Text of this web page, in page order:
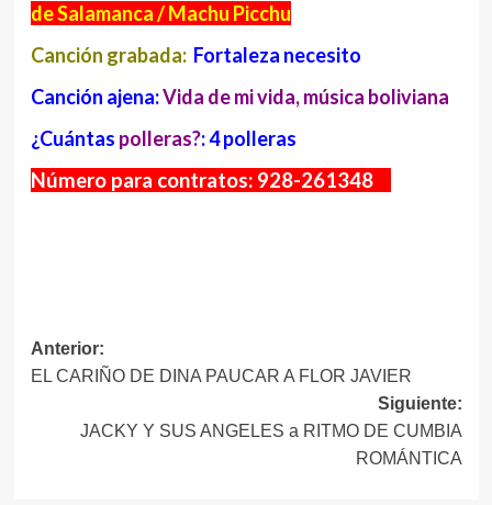
de Salamanca / Machu Picchu
Canción grabada:Fortaleza necesito
Canción ajena:Vida de mi vida, música boliviana
¿Cuántas polleras?: 4 polleras
Número para contratos: 928-261348
Navegación
de
entradas
Anterior:
EL CARIÑO DE DINA PAUCAR A FLOR JAVIER
Siguiente:
JACKY Y SUS ANGELES a RITMO DE CUMBIA
ROMÁNTICA